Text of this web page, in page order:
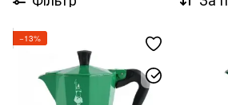
−13%